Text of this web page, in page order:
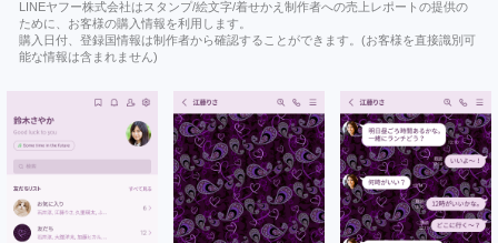
LINEヤフー株式会社はスタンプ/絵文字/着せかえ制作者への売上レポートの提供の
ために、お客様の購入情報を利用します。
購入日付、登録国情報は制作者から確認することができます。(お客様を直接識別可
能な情報は含まれません)